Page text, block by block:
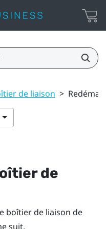
de liaison >
de
boîtier de liaison de
suit.